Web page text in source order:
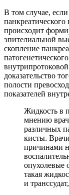
В том случае,
происходит
эпителиальной
скопление
доказательство
полости
показателей
Жидкость в
мнению
различных
кисты.
причинами
опухолевые
такая
и